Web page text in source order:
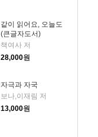
같이 읽어요, 오늘도
(큰글자도서)
책여사 저
28,000원
자극과 자국
보나,이재림 저
13,000원